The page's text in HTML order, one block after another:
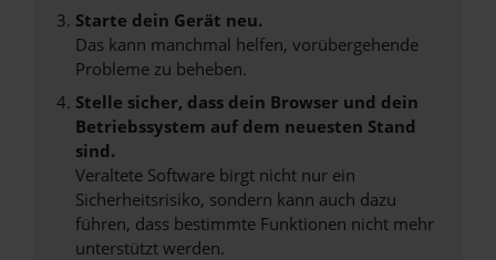
Starte dein Gerät neu.
Das kann manchmal helfen, vorübergehende
Probleme zu beheben.
Stelle sicher, dass dein Browser und dein
Betriebssystem auf dem neuesten Stand
sind.
Veraltete Software birgt nicht nur ein
Sicherheitsrisiko, sondern kann auch dazu
führen, dass bestimmte Funktionen nicht mehr
unterstützt werden.